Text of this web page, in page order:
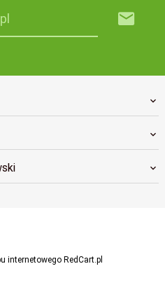
internetowegoRedCart.pl